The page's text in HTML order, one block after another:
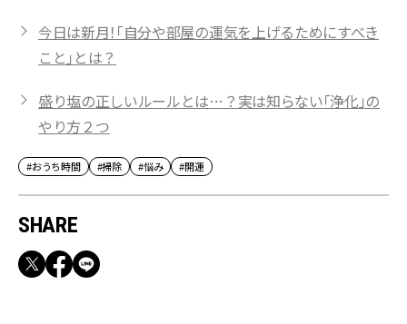
今日は新月！「自分や部屋の運気を上げるためにすべき
こと」とは？
盛り塩の正しいルールとは…？実は知らない「浄化」の
やり方２つ
#おうち時間 #掃除 #悩み #開運
SHARE